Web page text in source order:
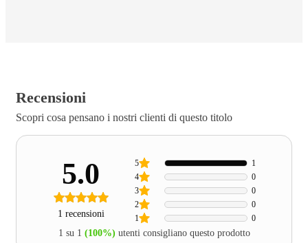
Recensioni
Scopri cosa pensano i nostri clienti di questo titolo
5.0
1 recensioni 1 0
2 0
3 0
4 0
5 1
1 su 1 (100%) utenti consigliano questo prodotto